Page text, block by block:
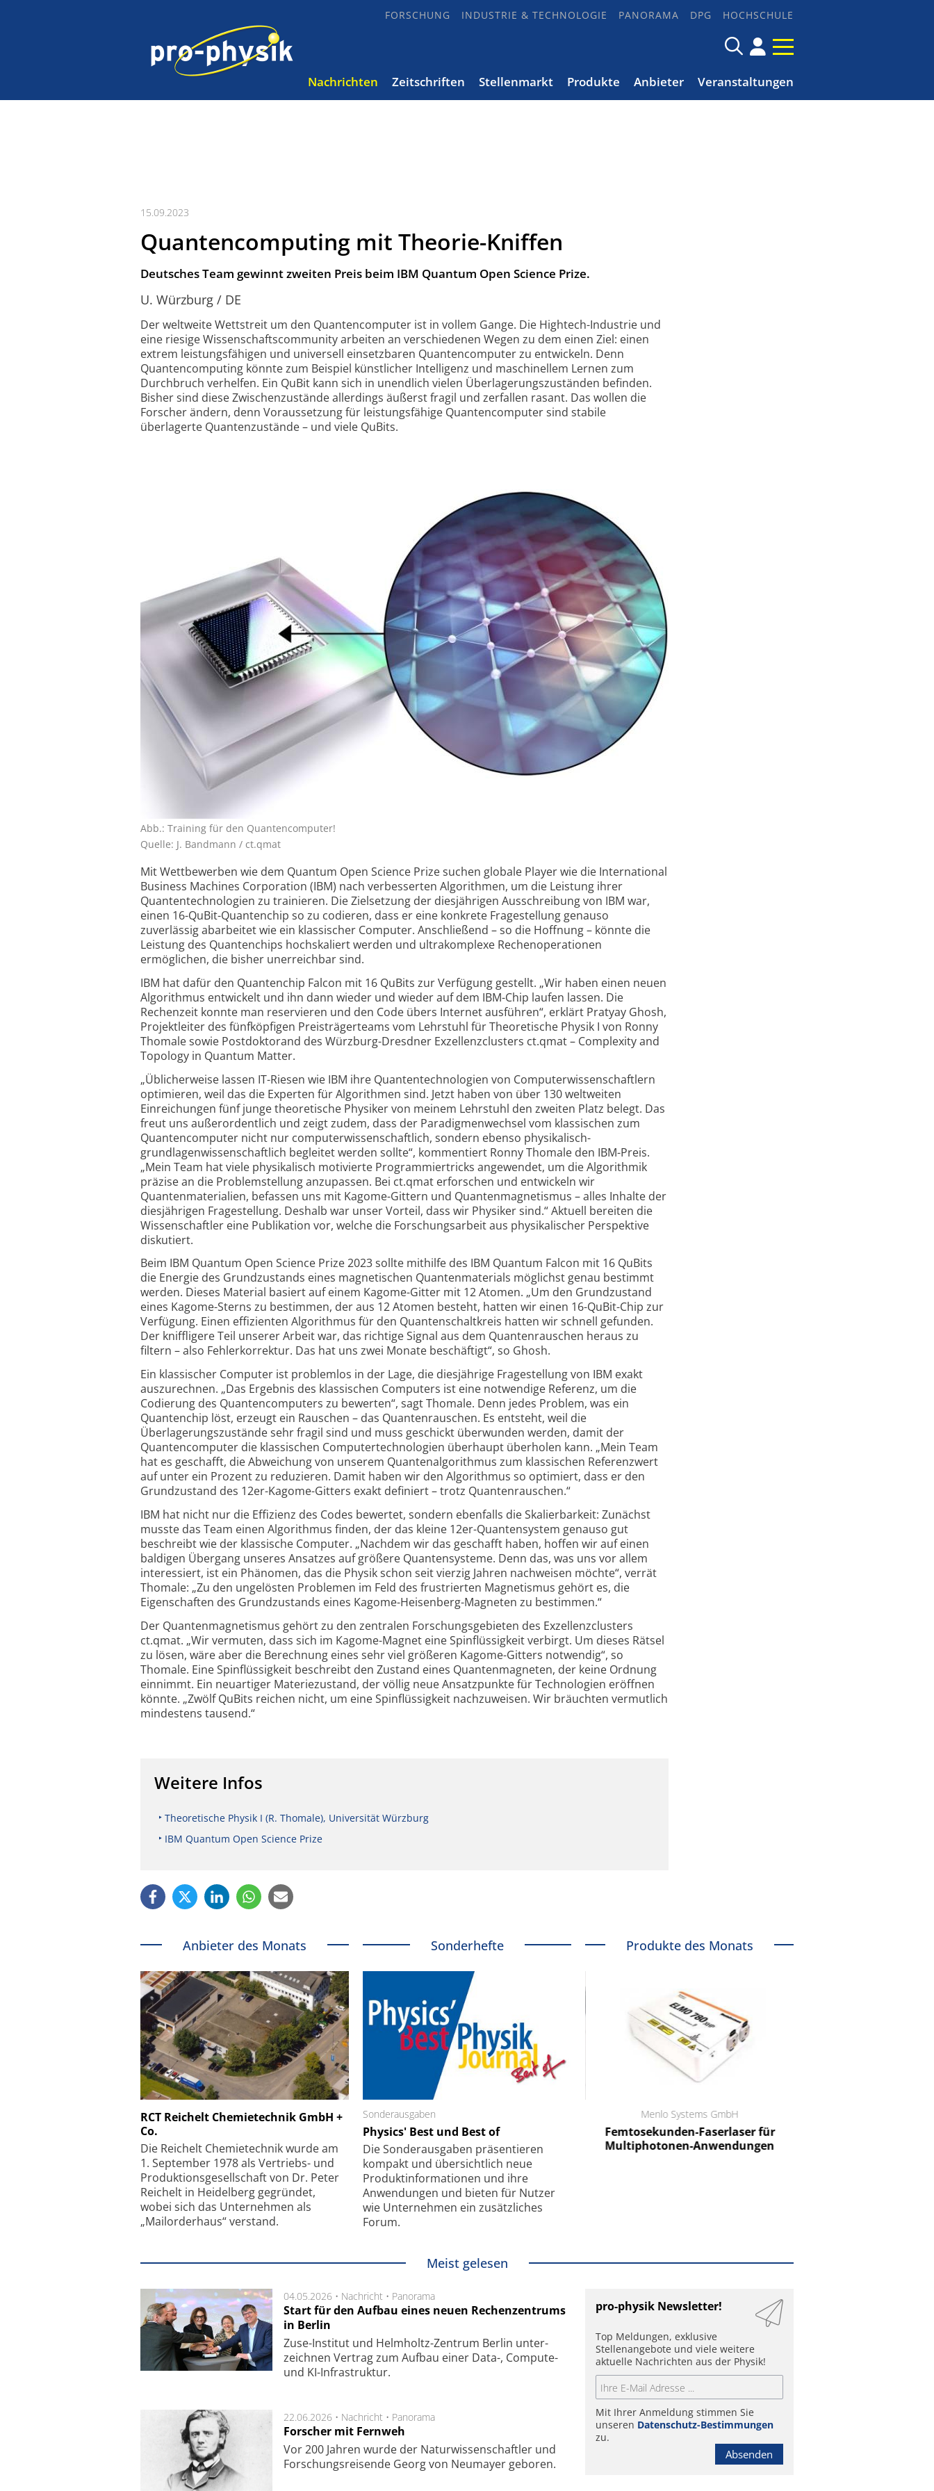
FORSCHUNG INDUSTRIE & TECHNOLOGIE PANORAMA DPG HOCHSCHULE
Nachrichten Zeitschriften Stellenmarkt Produkte Anbieter Veranstaltungen
15.09.2023
Quantencomputing mit Theorie-Kniffen
Deutsches Team gewinnt zweiten Preis beim IBM Quantum Open Science Prize.
U. Würzburg / DE
Der weltweite Wettstreit um den Quantencomputer ist in vollem Gange. Die Hightech-Industrie und
eine riesige Wissenschaftscommunity arbeiten an verschiedenen Wegen zu dem einen Ziel: einen
extrem leistungsfähigen und universell einsetzbaren Quantencomputer zu entwickeln. Denn
Quantencomputing könnte zum Beispiel künstlicher Intelligenz und maschinellem Lernen zum
Durchbruch verhelfen. Ein QuBit kann sich in unendlich vielen Überlagerungszuständen befinden.
Bisher sind diese Zwischenzustände allerdings äußerst fragil und zerfallen rasant. Das wollen die
Forscher ändern, denn Voraussetzung für leistungsfähige Quantencomputer sind stabile
überlagerte Quantenzustände – und viele QuBits.
Abb.: Training für den Quantencomputer!
Quelle: J. Bandmann / ct.qmat
Mit Wettbewerben wie dem Quantum Open Science Prize suchen globale Player wie die International
Business Machines Corporation (IBM) nach verbesserten Algorithmen, um die Leistung ihrer
Quantentechnologien zu trainieren. Die Zielsetzung der diesjährigen Ausschreibung von IBM war,
einen 16-QuBit-Quantenchip so zu codieren, dass er eine konkrete Fragestellung genauso
zuverlässig abarbeitet wie ein klassischer Computer. Anschließend – so die Hoffnung – könnte die
Leistung des Quantenchips hochskaliert werden und ultrakomplexe Rechenoperationen
ermöglichen, die bisher unerreichbar sind.
IBM hat dafür den Quantenchip Falcon mit 16 QuBits zur Verfügung gestellt. „Wir haben einen neuen
Algorithmus entwickelt und ihn dann wieder und wieder auf dem IBM-Chip laufen lassen. Die
Rechenzeit konnte man reservieren und den Code übers Internet ausführen“, erklärt Pratyay Ghosh,
Projektleiter des fünfköpfigen Preisträgerteams vom Lehrstuhl für Theoretische Physik I von Ronny
Thomale sowie Postdoktorand des Würzburg-Dresdner Exzellenzclusters ct.qmat – Complexity and
Topology in Quantum Matter.
„Üblicherweise lassen IT-Riesen wie IBM ihre Quantentechnologien von Computerwissenschaftlern
optimieren, weil das die Experten für Algorithmen sind. Jetzt haben von über 130 weltweiten
Einreichungen fünf junge theoretische Physiker von meinem Lehrstuhl den zweiten Platz belegt. Das
freut uns außerordentlich und zeigt zudem, dass der Paradigmenwechsel vom klassischen zum
Quantencomputer nicht nur computerwissenschaftlich, sondern ebenso physikalisch-
grundlagenwissenschaftlich begleitet werden sollte“, kommentiert Ronny Thomale den IBM-Preis.
„Mein Team hat viele physikalisch motivierte Programmiertricks angewendet, um die Algorithmik
präzise an die Problemstellung anzupassen. Bei ct.qmat erforschen und entwickeln wir
Quantenmaterialien, befassen uns mit Kagome-Gittern und Quantenmagnetismus – alles Inhalte der
diesjährigen Fragestellung. Deshalb war unser Vorteil, dass wir Physiker sind.“ Aktuell bereiten die
Wissenschaftler eine Publikation vor, welche die Forschungsarbeit aus physikalischer Perspektive
diskutiert.
Beim IBM Quantum Open Science Prize 2023 sollte mithilfe des IBM Quantum Falcon mit 16 QuBits
die Energie des Grundzustands eines magnetischen Quantenmaterials möglichst genau bestimmt
werden. Dieses Material basiert auf einem Kagome-Gitter mit 12 Atomen. „Um den Grundzustand
eines Kagome-Sterns zu bestimmen, der aus 12 Atomen besteht, hatten wir einen 16-QuBit-Chip zur
Verfügung. Einen effizienten Algorithmus für den Quantenschaltkreis hatten wir schnell gefunden.
Der kniffligere Teil unserer Arbeit war, das richtige Signal aus dem Quantenrauschen heraus zu
filtern – also Fehlerkorrektur. Das hat uns zwei Monate beschäftigt“, so Ghosh.
Ein klassischer Computer ist problemlos in der Lage, die diesjährige Fragestellung von IBM exakt
auszurechnen. „Das Ergebnis des klassischen Computers ist eine notwendige Referenz, um die
Codierung des Quantencomputers zu bewerten“, sagt Thomale. Denn jedes Problem, was ein
Quantenchip löst, erzeugt ein Rauschen – das Quantenrauschen. Es entsteht, weil die
Überlagerungszustände sehr fragil sind und muss geschickt überwunden werden, damit der
Quantencomputer die klassischen Computertechnologien überhaupt überholen kann. „Mein Team
hat es geschafft, die Abweichung von unserem Quantenalgorithmus zum klassischen Referenzwert
auf unter ein Prozent zu reduzieren. Damit haben wir den Algorithmus so optimiert, dass er den
Grundzustand des 12er-Kagome-Gitters exakt definiert – trotz Quantenrauschen.“
IBM hat nicht nur die Effizienz des Codes bewertet, sondern ebenfalls die Skalierbarkeit: Zunächst
musste das Team einen Algorithmus finden, der das kleine 12er-Quantensystem genauso gut
beschreibt wie der klassische Computer. „Nachdem wir das geschafft haben, hoffen wir auf einen
baldigen Übergang unseres Ansatzes auf größere Quantensysteme. Denn das, was uns vor allem
interessiert, ist ein Phänomen, das die Physik schon seit vierzig Jahren nachweisen möchte“, verrät
Thomale: „Zu den ungelösten Problemen im Feld des frustrierten Magnetismus gehört es, die
Eigenschaften des Grundzustands eines Kagome-Heisenberg-Magneten zu bestimmen.“
Der Quantenmagnetismus gehört zu den zentralen Forschungsgebieten des Exzellenzclusters
ct.qmat. „Wir vermuten, dass sich im Kagome-Magnet eine Spinflüssigkeit verbirgt. Um dieses Rätsel
zu lösen, wäre aber die Berechnung eines sehr viel größeren Kagome-Gitters notwendig“, so
Thomale. Eine Spinflüssigkeit beschreibt den Zustand eines Quantenmagneten, der keine Ordnung
einnimmt. Ein neuartiger Materiezustand, der völlig neue Ansatzpunkte für Technologien eröffnen
könnte. „Zwölf QuBits reichen nicht, um eine Spinflüssigkeit nachzuweisen. Wir bräuchten vermutlich
mindestens tausend.“
Weitere Infos
Theoretische Physik I (R. Thomale), Universität Würzburg
IBM Quantum Open Science Prize
Anbieter des Monats
RCT Reichelt Chemietechnik GmbH +
Co.
Die Reichelt Chemietechnik wurde am
1. September 1978 als Vertriebs- und
Produktionsgesellschaft von Dr. Peter
Reichelt in Heidelberg gegründet,
wobei sich das Unternehmen als
„Mailorderhaus“ verstand.
Sonderhefte
Sonderausgaben
Physics' Best und Best of
Die Sonder­ausgaben präsentieren
kompakt und übersichtlich neue
Produkt­informationen und ihre
Anwendungen und bieten für Nutzer
wie Unternehmen ein zusätzliches
Forum.
Produkte des Monats
Schäfter + Kirchhoff GmbH
Feinfokussierungsmechanismus
Elektronenmikroskopie auf
kleinstem Raum
Menlo Systems GmbH
Femtosekunden-Faserlaser für
Multiphotonen-Anwendungen
Meist gelesen
04.05.2026 • Nachricht • Panorama
Start für den Aufbau eines neuen Rechenzentrums
in Berlin
Zuse-Insti­tut und Helm­holtz-Zen­trum Ber­lin un­ter­
zeich­nen Ver­trag zum Auf­bau einer Data-, Compute-
und KI-Infra­struk­tur.
22.06.2026 • Nachricht • Panorama
Forscher mit Fernweh
Vor 200 Jahren wurde der Naturwissenschaftler und
Forschungsreisende Georg von Neumayer geboren.
pro-physik Newsletter!
Top Meldungen, exklusive
Stellenangebote und viele weitere
aktuelle Nachrichten aus der Physik!
Mit Ihrer Anmeldung stimmen Sie
unseren Datenschutz-Bestimmungen
zu.
Absenden